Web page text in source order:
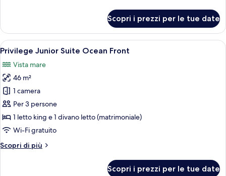
Swim
Up
Junior
Scopri i prezzi per le tue date
Apri
tutte
le
foto
per
Privilege
Junior
Suite
Front
Camera d'albergo moderna con
3
Privilege Junior Suite Ocean Front
Vista mare
46 m²
1 camera
Per 3 persone
1 letto king e 1 divano letto (matrimoniale)
Wi-Fi gratuito
Scopri di più
Altri
Scopri i prezzi per le tue date